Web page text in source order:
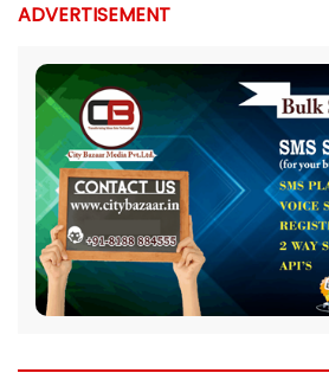
ADVERTISEMENT